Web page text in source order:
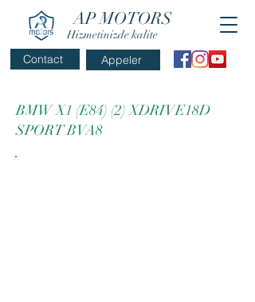
AP MOTORS
Hizmetinizde kalite
Appeler
Contact
BMW X1 (E84) (2) XDRIVE18D
SPORT BVA8